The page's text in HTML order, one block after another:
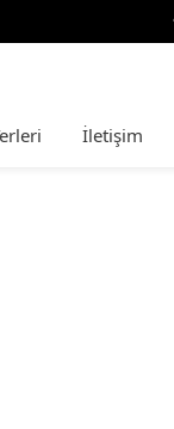
İletişim